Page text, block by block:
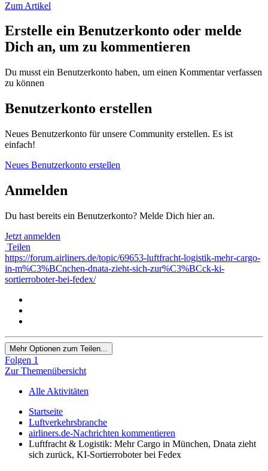
Zum Artikel
Erstelle ein Benutzerkonto oder melde
Dich an, um zu kommentieren
Du musst ein Benutzerkonto haben, um einen Kommentar verfassen
zu können
Benutzerkonto erstellen
Neues Benutzerkonto für unsere Community erstellen. Es ist
einfach!
Neues Benutzerkonto erstellen
Anmelden
Du hast bereits ein Benutzerkonto? Melde Dich hier an.
Jetzt anmelden
Teilen
https://forum.airliners.de/topic/69653-luftfracht-logistik-mehr-cargo-
in-m%C3%BCnchen-dnata-zieht-sich-zur%C3%BCck-ki-
sortierroboter-bei-fedex/
Mehr Optionen zum Teilen...
Folgen 1
Zur Themenübersicht
Alle Aktivitäten
Startseite
Luftverkehrsbranche
airliners.de-Nachrichten kommentieren
Luftfracht & Logistik: Mehr Cargo in München, Dnata zieht
sich zurück, KI-Sortierroboter bei Fedex